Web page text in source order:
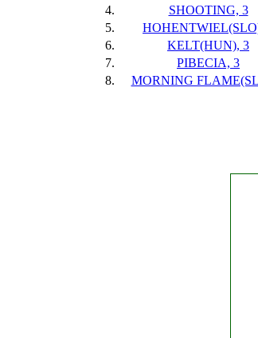
4.
SHOOTING, 3
5.
6.
KELT(HUN), 3
7.
PIBECIA, 3
8.
MORNING